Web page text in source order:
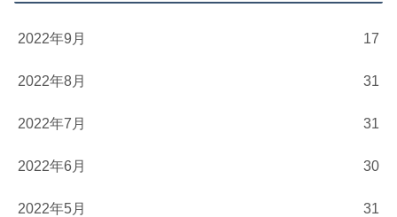
2022年9月 17
2022年8月 31
2022年7月 31
2022年6月 30
2022年5月 31